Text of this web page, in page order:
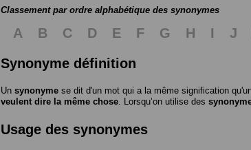
Classement par ordre alphabétique des synonymes
A B C D E F G H I J
Synonyme définition
Un synonyme se dit d'un mot qui a la même signification
veulent dire la même chose . Lorsqu’on utilise des
Usage des synonymes